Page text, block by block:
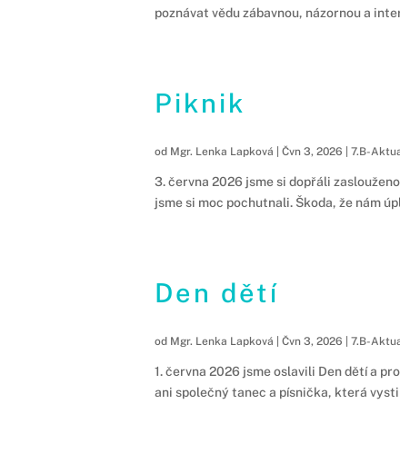
poznávat vědu zábavnou, názornou a
Piknik
od Mgr. Lenka Lapková |Čvn 3, 2026 |7.B-
3. června 2026 jsme si dopřáli
jsme si moc pochutnali. Škoda, že nám
Den dětí
od Mgr. Lenka Lapková |Čvn 3, 2026 |7.B-
1. června 2026 jsme oslavili Den dětí a
ani společný tanec a písnička, která